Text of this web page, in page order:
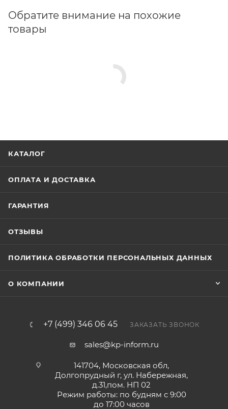
Обратите внимание на похожие
товары
КАТАЛОГ
ОПЛАТА И ДОСТАВКА
ГАРАНТИЯ
ОТЗЫВЫ
ПОЛИТИКА ОБРАБОТКИ ПЕРСОНАЛЬНЫХ ДАННЫХ
О КОМПАНИИ
+7 (499) 346 06 45 ЗАКАЗАТЬ ЗВОНОК
sales@kp-inform.ru
141704, Московская обл,
Долгопрудный г, ул. Набережная,
д.31,пом. НП 02
Режим работы: по будням с 9:00
до 17:00 часов